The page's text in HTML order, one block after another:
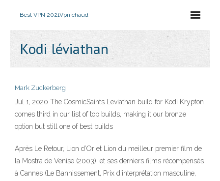
Best VPN 2021Vpn chaud
Kodi léviathan
Mark Zuckerberg
Jul 1, 2020 The CosmicSaints Leviathan build for Kodi Krypton
comes third in our list of top builds, making it our bronze
option but still one of best builds
Après Le Retour, Lion d’Or et Lion du meilleur premier film de
la Mostra de Venise (2003), et ses derniers films récompensés
à Cannes (Le Bannissement, Prix d’interprétation masculine,